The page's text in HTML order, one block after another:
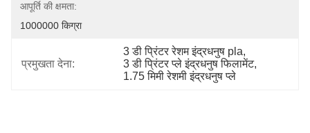
आपूर्ति की क्षमता:
1000000 किग्रा
प्रमुखता देना:
3 डी प्रिंटर रेशम इंद्रधनुष pla,
3 डी प्रिंटर प्ले इंद्रधनुष फिलामेंट,
1.75 मिमी रेशमी इंद्रधनुष प्ले